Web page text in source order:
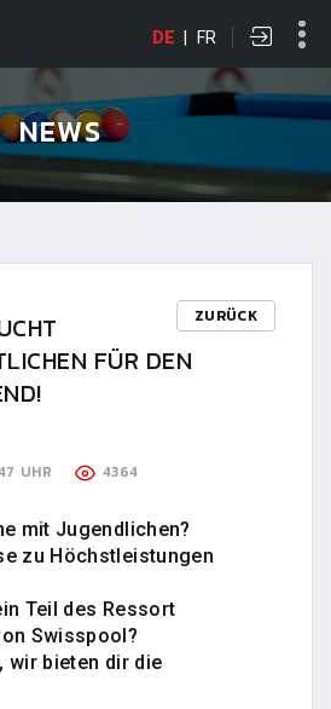
DE | FR
NEWS
ZURÜCK
FÜR DEN
UHR
4364
mit Jugendlichen?
zu Höchstleistungen
Teil des Ressort
Swisspool?
wir bieten dir die